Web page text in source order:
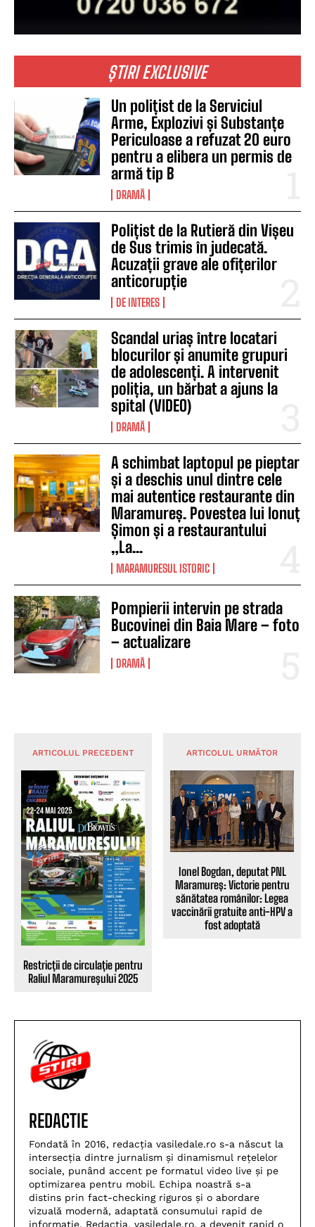
ȘTIRI EXCLUSIVE
Un polițist de la Serviciul
Arme, Explozivi și Substanțe
Periculoase a refuzat 20 euro
pentru a elibera un permis de
armă tip B
DRAMĂ
Polițist de la Rutieră din Vișeu
de Sus trimis în judecată.
Acuzații grave ale ofițerilor
anticorupție
DE INTERES
Scandal uriaș între locatari
blocurilor și anumite grupuri
de adolescenți. A intervenit
poliția, un bărbat a ajuns la
spital (VIDEO)
DRAMĂ
A schimbat laptopul pe pieptar
și a deschis unul dintre cele
mai autentice restaurante din
Maramureș. Povestea lui Ionuț
Șimon și a restaurantului
„La...
MARAMURESUL ISTORIC
Pompierii intervin pe strada
Bucovinei din Baia Mare – foto
– actualizare
DRAMĂ
ARTICOLUL PRECEDENT
Restricții de circulație pentru
Raliul Maramureșului 2025
ARTICOLUL URMĂTOR
Ionel Bogdan, deputat PNL
Maramureș: Victorie pentru
sănătatea românilor: Legea
vaccinării gratuite anti-HPV a
fost adoptată
REDACTIE
Fondată în 2016, redacția vasiledale.ro s-a născut la
intersecția dintre jurnalism și dinamismul rețelelor
sociale, punând accent pe formatul video live și pe
optimizarea pentru mobil. Echipa noastră s-a
distins prin fact-checking riguros și o abordare
vizuală modernă, adaptată consumului rapid de
informație. Redacția, vasiledale.ro, a devenit rapid o